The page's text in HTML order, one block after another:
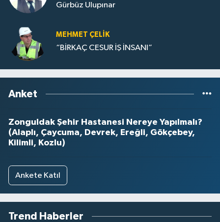
Gürbüz Ulupınar
MEHMET ÇELIK
“BİRKAÇ CESUR İŞ İNSANI”
Anket
Zonguldak Şehir Hastanesi Nereye Yapılmalı?
(Alaplı, Çaycuma, Devrek, Ereğli, Gökçebey,
Kilimli, Kozlu)
Ankete Katıl
Trend Haberler